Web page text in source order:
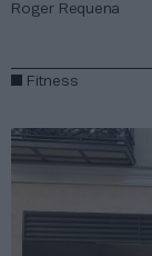
Roger Requena
Fitness